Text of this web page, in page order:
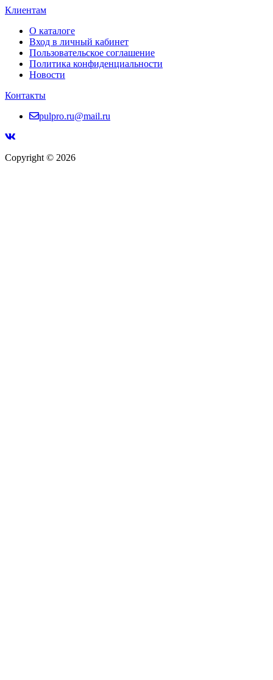
Клиентам
О каталоге
Вход в личный кабинет
Пользовательское соглашение
Политика конфиденциальности
Новости
Контакты
pulpro.ru@mail.ru
Copyright © 2026